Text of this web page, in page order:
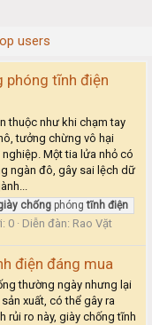
users
phóng tĩnh điện
thuộc như khi chạm tay
tưởng chừng vô hại
Một tia lửa nhỏ có
ngàn đô, gây sai lệch dữ
chống phóngtĩnh điện
0 Diễn đàn: Rao Vặt
điện đáng mua
thường ngày nhưng lại
xuất, có thể gây ra
rủi ro này, giày chống tĩnh